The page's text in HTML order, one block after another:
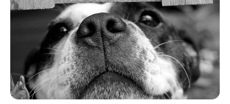
content/uploads/2020/07/dog-
cute-pet-800x600.jpg